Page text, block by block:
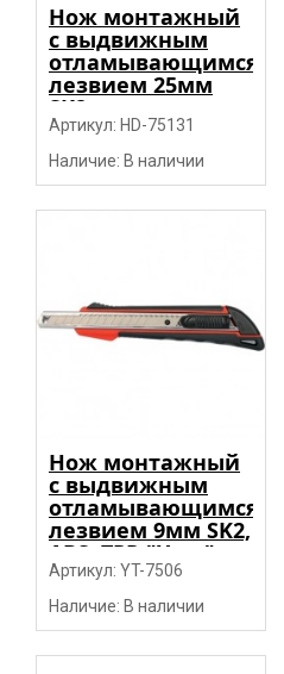
Нож монтажный
с выдвижным
отламывающимся
лезвием 25мм
SK2, нерж. сталь,
винтовой
фиксатор "H-D"
Артикул: HD-75131
Наличие: В наличии
Нож монтажный
с выдвижным
отламывающимся
лезвием 9мм SK2,
ABS+TPR "Yato"
Артикул: YT-7506
Наличие: В наличии